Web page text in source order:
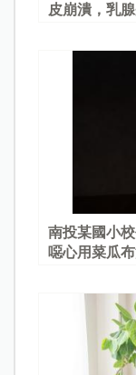
皮崩潰，乳
南投某國小
噁心用菜瓜